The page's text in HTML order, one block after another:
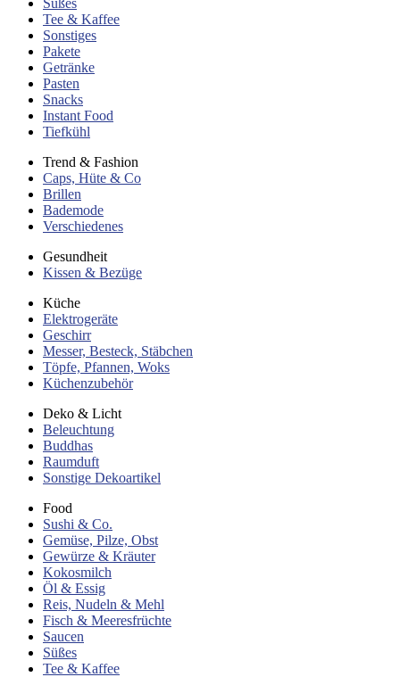
Süßes
Tee & Kaffee
Sonstiges
Pakete
Getränke
Pasten
Snacks
Instant Food
Tiefkühl
Trend & Fashion
Caps, Hüte & Co
Brillen
Bademode
Verschiedenes
Gesundheit
Kissen & Bezüge
Küche
Elektrogeräte
Geschirr
Messer, Besteck, Stäbchen
Töpfe, Pfannen, Woks
Küchenzubehör
Deko & Licht
Beleuchtung
Buddhas
Raumduft
Sonstige Dekoartikel
Food
Sushi & Co.
Gemüse, Pilze, Obst
Gewürze & Kräuter
Kokosmilch
Öl & Essig
Reis, Nudeln & Mehl
Fisch & Meeresfrüchte
Saucen
Süßes
Tee & Kaffee